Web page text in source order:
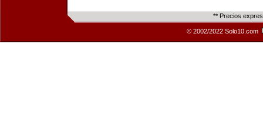
** Precios
© 2002/2022 Solo10.com